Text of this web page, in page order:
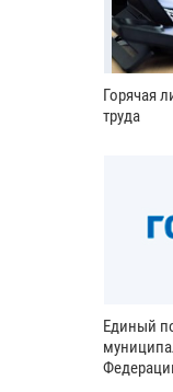
Горячая
труда
Единый